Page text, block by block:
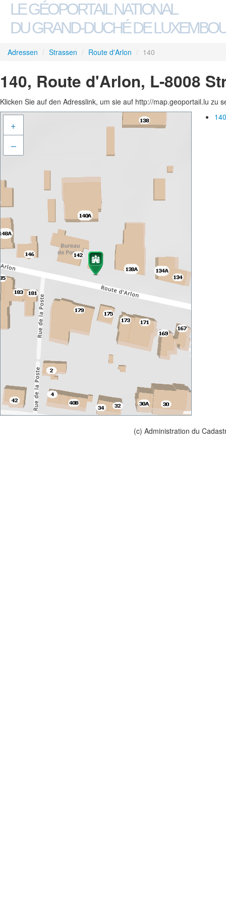
LE GÉOPORTAIL NATIONAL
DU GRAND-DUCHÉ DE
Adressen / Strassen / Route d'Arlon / 140
140, Route d'Arlon, L-8008
Klicken Sie auf den Adresslink, um sie auf http://map.geoportail.lu zu
+
–
(c) Administration du